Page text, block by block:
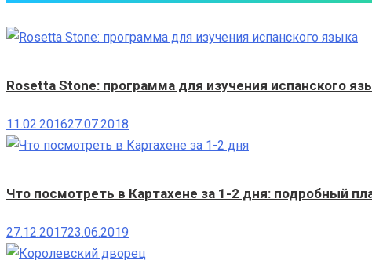
Rosetta Stone: программа для изучения испанского
11.02.201627.07.2018
Что посмотреть в Картахене за 1-2 дня: подробный
27.12.201723.06.2019